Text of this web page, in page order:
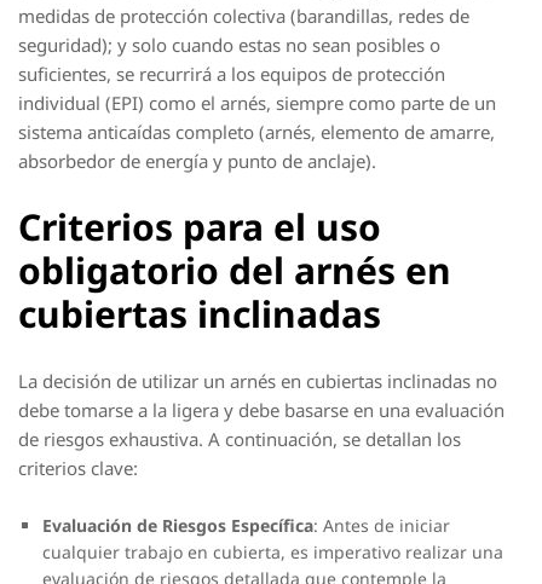
medidas de protección colectiva (barandillas, redes de
seguridad); y solo cuando estas no sean posibles o
suficientes, se recurrirá a los equipos de protección
individual (EPI) como el arnés, siempre como parte de un
sistema anticaídas completo (arnés, elemento de amarre,
absorbedor de energía y punto de anclaje).
Criterios para el uso
obligatorio del arnés en
cubiertas inclinadas
La decisión de utilizar un arnés en cubiertas inclinadas no
debe tomarse a la ligera y debe basarse en una evaluación
de riesgos exhaustiva. A continuación, se detallan los
criterios clave:
Evaluación de Riesgos Específica: Antes de iniciar
cualquier trabajo en cubierta, es imperativo realizar una
evaluación de riesgos detallada que contemple la